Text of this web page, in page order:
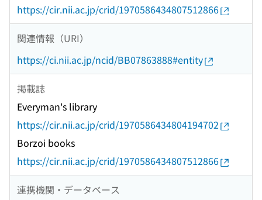
https://cir.nii.ac.jp/crid/1970586434807512866
関連情報（URI）
https://ci.nii.ac.jp/ncid/BB07863888#entity
掲載誌
Everyman's library
https://cir.nii.ac.jp/crid/1970586434804194702
Borzoi books
https://cir.nii.ac.jp/crid/1970586434807512866
連携機関・データベース